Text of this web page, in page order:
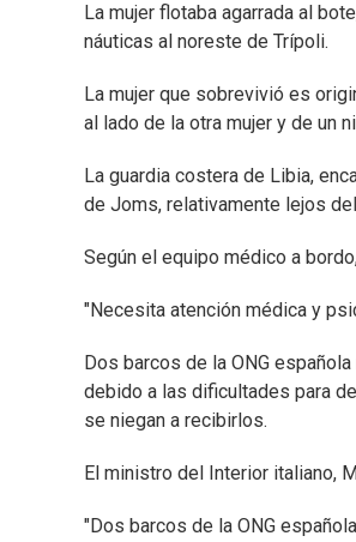
La mujer flotaba agarrada al
náuticas al noreste de Trípoli.
La mujer que sobrevivió es
al lado de la otra mujer y de un
La guardia costera de Libia,
de Joms, relativamente lejos
Según el equipo médico a
"Necesita atención médica y
Dos barcos de la ONG
debido a las dificultades para
se niegan a recibirlos.
El ministro del Interior italiano,
"Dos barcos de la ONG